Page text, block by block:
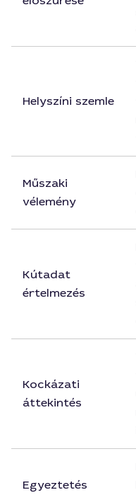
Helyszíni szemle
Műszaki
vélemény
Kútadat
értelmezés
Kockázati
áttekintés
Egyeztetés